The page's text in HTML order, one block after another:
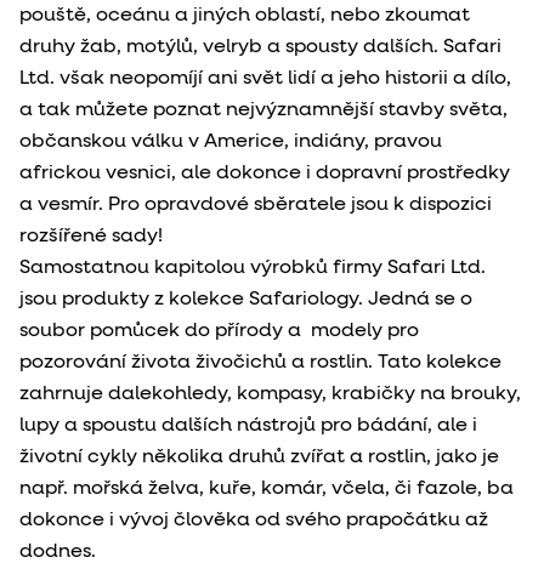
pouště, oceánu a jiných oblastí, nebo zkoumat
druhy žab, motýlů, velryb a spousty dalších. Safari
Ltd. však neopomíjí ani svět lidí a jeho historii a dílo,
a tak můžete poznat nejvýznamnější stavby světa,
občanskou válku v Americe, indiány, pravou
africkou vesnici, ale dokonce i dopravní prostředky
a vesmír. Pro opravdové sběratele jsou k dispozici
rozšířené sady!
Samostatnou kapitolou výrobků firmy Safari Ltd.
jsou produkty z kolekce Safariology. Jedná se o
soubor pomůcek do přírody a modely pro
pozorování života živočichů a rostlin. Tato kolekce
zahrnuje dalekohledy, kompasy, krabičky na brouky,
lupy a spoustu dalších nástrojů pro bádání, ale i
životní cykly několika druhů zvířat a rostlin, jako je
např. mořská želva, kuře, komár, včela, či fazole, ba
dokonce i vývoj člověka od svého prapočátku až
dodnes.